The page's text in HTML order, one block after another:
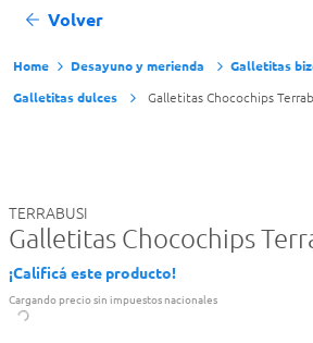
Volver
Desayuno y merienda
Galletitas
Galletitas dulces
Galletitas Chocochips
TERRABUSI
Galletitas Chocochips
¡Calificá este producto!
Cargando precio sin impuestos nacionales
Yerba
Cerveza
Doves